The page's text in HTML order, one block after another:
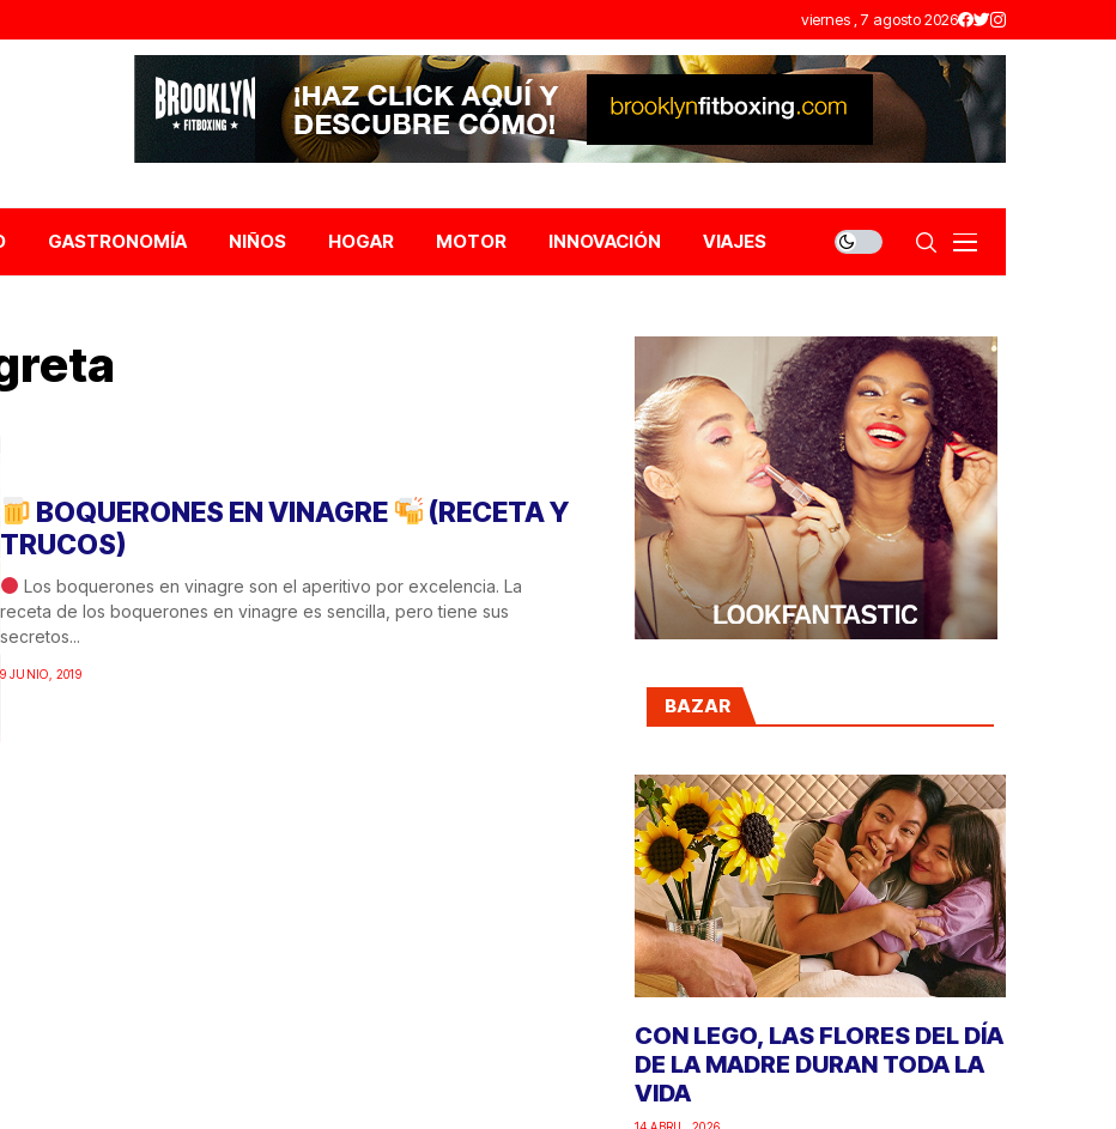
viernes , 7 agosto 2026
GASTRONOMÍA NIÑOS HOGAR MOTOR INNOVACIÓN VIAJES
BOQUERONES EN VINAGRE
(RECETA Y
TRUCOS)
Los boquerones en vinagre son el aperitivo por excelencia. La
receta de los boquerones en vinagre es sencilla, pero tiene sus
secretos...
9 JUNIO, 2019
BAZAR
CON LEGO, LAS FLORES DEL DÍA
DE LA MADRE DURAN TODA LA
VIDA